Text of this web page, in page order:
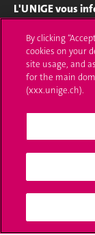
L'UNIGE vous
UNIGE Mobile
Médias
Offres d'emploi
Calendrier
Médias sociaux
By clicking
cookies on your
site usage, and
for the main
(xxx.unige.ch).